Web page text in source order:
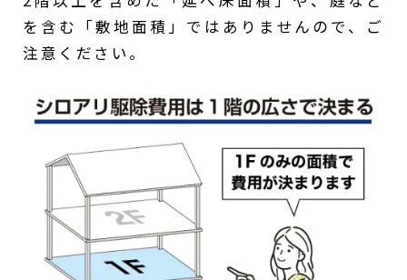
を含む「敷地面積」ではありませんので、ご
注意ください。